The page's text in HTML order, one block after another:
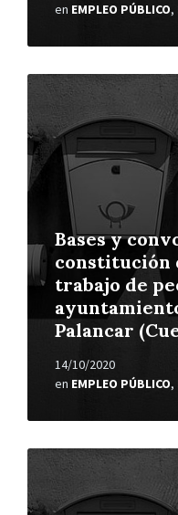
en EMPLEO PÚBLICO,
Bases y
constitución
trabajo de
Palancar
14/10/2020
en EMPLEO PÚBLICO,
Leer
Leer